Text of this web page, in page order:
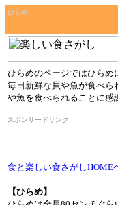
ひらめ
ひらめのページではひらめ
毎日新鮮な貝や魚が食べら
や魚を食べられることに感
スポンサードリンク
食と楽しい食さがしHOME
【ひらめ】